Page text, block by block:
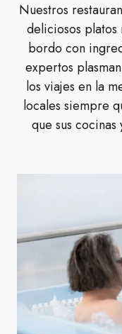
Nuestros
deliciosos
bordo con
expertos
los viajes en la
locales siempre
que sus